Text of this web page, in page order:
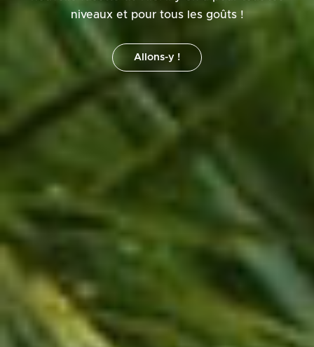
niveaux et pour tous les goûts !
Allons-y !